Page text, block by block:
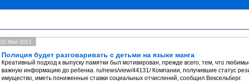
02 Мая 2013
Полиция будет разговаривать с детьми на языке манга
Креативный подход к выпуску памятки был мотивирован, прежде всего, тем, что
важную информацию до ребенка. ru/news/view/44131/ Компании, получившие статус
имущество, иметь пониженные ставки социальных отчислений, сообщил Вексельберг.